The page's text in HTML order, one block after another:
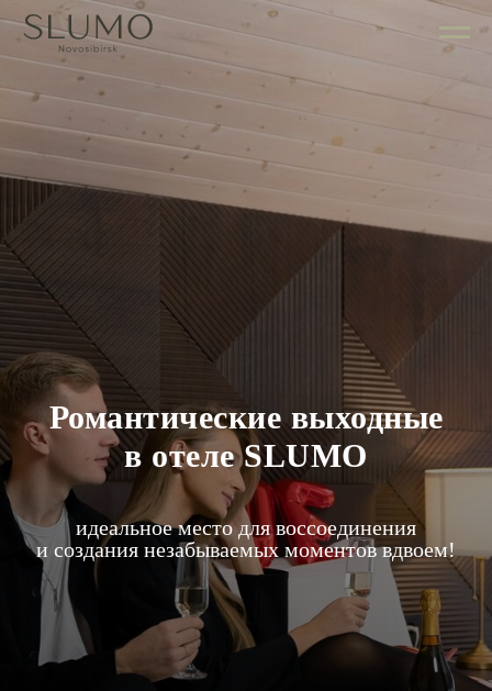
Романтические выходные
в отеле SLUMO
идеальное место для воссоединения
и создания незабываемых моментов вдвоем!